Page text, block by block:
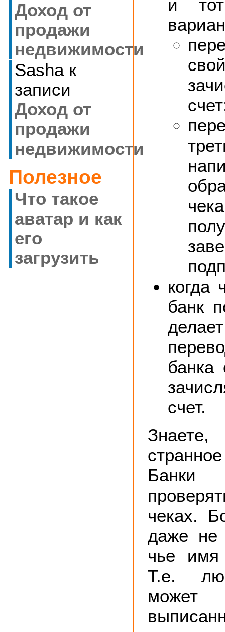
Доход от
продажи
недвижимости
Sashaк
записи
Доход от
продажи
недвижимости
Полезное
Что такое
аватар и как
его
загрузить
и
когда
банк
банка
счет.
Банки
чеках.
даже не
чье имя
Т.е.
может